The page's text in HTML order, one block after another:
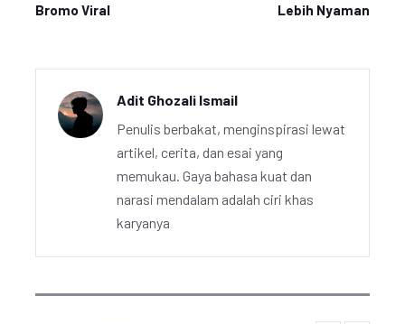
Bromo Viral
Lebih Nyaman
Adit Ghozali Ismail
Penulis berbakat, menginspirasi lewat
artikel, cerita, dan esai yang
memukau. Gaya bahasa kuat dan
narasi mendalam adalah ciri khas
karyanya